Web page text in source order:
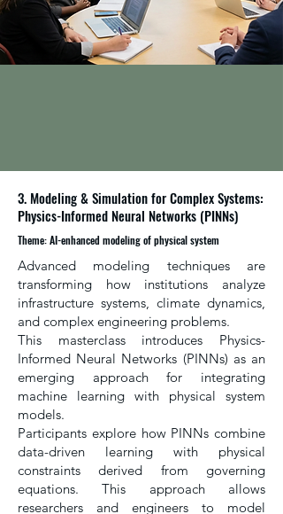
3. Modeling & Simulation for Complex Systems:
Physics-Informed Neural Networks (PINNs)
Theme: AI-enhanced modeling of physical system
Advanced modeling techniques are
transforming how institutions analyze
infrastructure systems, climate dynamics,
and complex engineering problems.
This masterclass introduces Physics-
Informed Neural Networks (PINNs) as an
emerging approach for integrating
machine learning with physical system
models.
Participants explore how PINNs combine
data-driven learning with physical
constraints derived from governing
equations. This approach allows
researchers and engineers to model